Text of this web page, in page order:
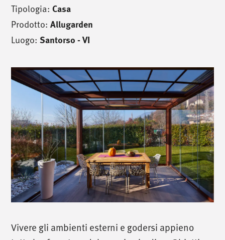
Vivere gli ambienti esterni e godersi appieno
Tipologia: Casa
Prodotto: Allugarden
Luogo: Santorso - VI